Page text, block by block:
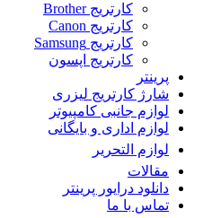
کارتریج Brother
کارتریج Canon
کارتریج Samsung
کارتریج اپسون
پرینتر
شارژ کارتریج لیزری
لوازم جانبی کامپیوتر
لوازم اداری و بایگانی
لوازم التحریر
مقالات
دانلود درایور پرینتر
تماس با ما